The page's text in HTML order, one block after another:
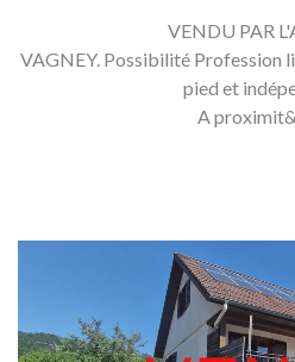
VENDU PAR
VAGNEY. Possibilité Profession
pied et
A